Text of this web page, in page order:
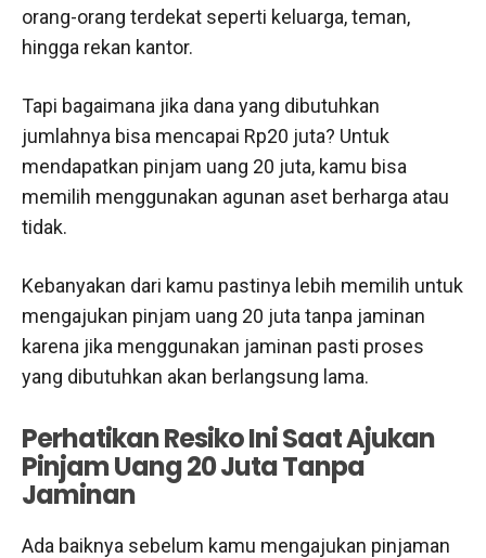
orang-orang terdekat seperti keluarga, teman,
hingga rekan kantor.
Tapi bagaimana jika dana yang dibutuhkan
jumlahnya bisa mencapai Rp20 juta? Untuk
mendapatkan pinjam uang 20 juta, kamu bisa
memilih menggunakan agunan aset berharga atau
tidak.
Kebanyakan dari kamu pastinya lebih memilih untuk
mengajukan pinjam uang 20 juta tanpa jaminan
karena jika menggunakan jaminan pasti proses
yang dibutuhkan akan berlangsung lama.
Perhatikan Resiko Ini Saat Ajukan
Pinjam Uang 20 Juta Tanpa
Jaminan
Ada baiknya sebelum kamu mengajukan pinjaman